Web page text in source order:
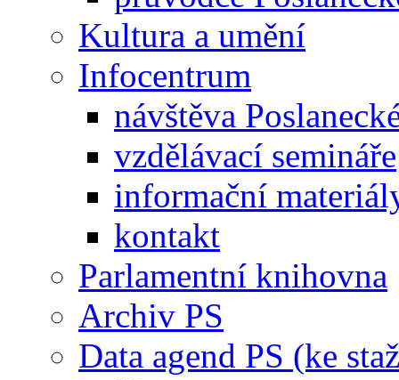
Kultura a umění
Infocentrum
návštěva
vzdělávací semináře
informační
kontakt
Parlamentní knihovna
Archiv PS
Data agend PS (ke